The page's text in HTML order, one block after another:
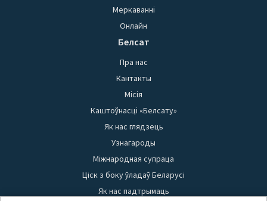
Меркаванні
Онлайн
Белсат
Пра нас
Кантакты
Місія
Каштоўнасці «Белсату»
Як нас глядзець
Узнагароды
Міжнародная супраца
Ціск з боку ўладаў Беларусі
Як нас падтрымаць